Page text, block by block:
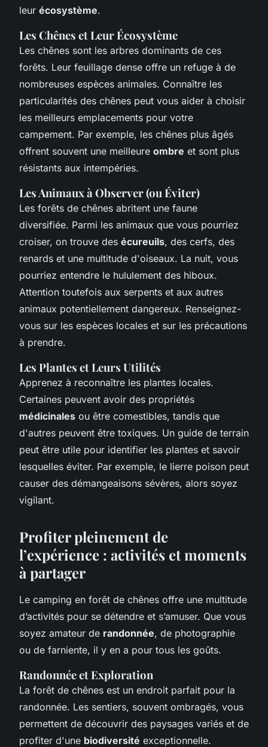
leur écosystème.
Les Chênes et Leur Écosystème
Les chênes sont les arbres dominants de ces
forêts. Leur feuillage dense offre un refuge à de
nombreuses espèces animales. Connaître les
particularités des chênes peut vous aider à choisir
les meilleurs emplacements pour votre
campement. Par exemple, les chênes plus âgés
offrent souvent une meilleure ombre et sont plus
résistants aux intempéries.
Les Animaux à Observer (ou Éviter)
Les forêts de chênes abritent une faune
diversifiée. Parmi les animaux que vous pourriez
croiser, on trouve des écureuils, des cerfs, des
renards et une multitude d'oiseaux. La nuit, vous
pourriez entendre le hululement des hiboux.
Attention toutefois aux serpents et aux autres
animaux potentiellement dangereux. Renseignez-
vous sur les espèces locales et sur les précautions
à prendre.
Les Plantes et Leurs Utilités
Apprenez à reconnaître les plantes locales.
Certaines peuvent avoir des propriétés
médicinales ou être comestibles, tandis que
d'autres peuvent être toxiques. Un guide de terrain
peut être utile pour identifier les plantes et savoir
lesquelles éviter. Par exemple, le lierre poison peut
causer des démangeaisons sévères, alors soyez
vigilant.
Profiter pleinement de
l’expérience : activités et moments
à partager
Le camping en forêt de chênes offre une multitude
d’activités pour se détendre et s’amuser. Que vous
soyez amateur de randonnée, de photographie
ou de farniente, il y en a pour tous les goûts.
Randonnée et Exploration
La forêt de chênes est un endroit parfait pour la
randonnée. Les sentiers, souvent ombragés, vous
permettent de découvrir des paysages variés et de
profiter d'une biodiversité exceptionnelle.